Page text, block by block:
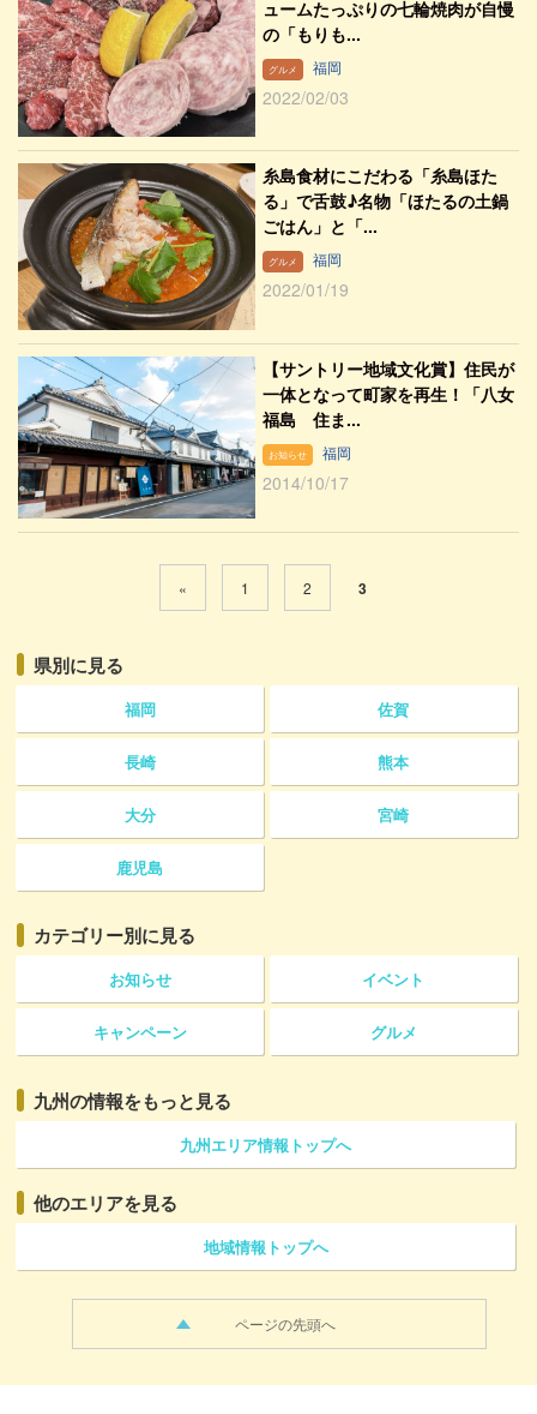
ュームたっぷりの七輪焼肉が自慢
の「もりも...
グルメ 福岡
2022/02/03
糸島食材にこだわる「糸島ほた
る」で舌鼓♪名物「ほたるの土鍋
ごはん」と「...
グルメ 福岡
2022/01/19
【サントリー地域文化賞】住民が
一体となって町家を再生！「八女
福島 住ま...
お知らせ 福岡
2014/10/17
« 1 2 3
県別に見る
福岡 佐賀
長崎 熊本
大分 宮崎
鹿児島
カテゴリー別に見る
お知らせ イベント
キャンペーン グルメ
九州の情報をもっと見る
九州エリア情報トップへ
他のエリアを見る
地域情報トップへ
ページの先頭へ